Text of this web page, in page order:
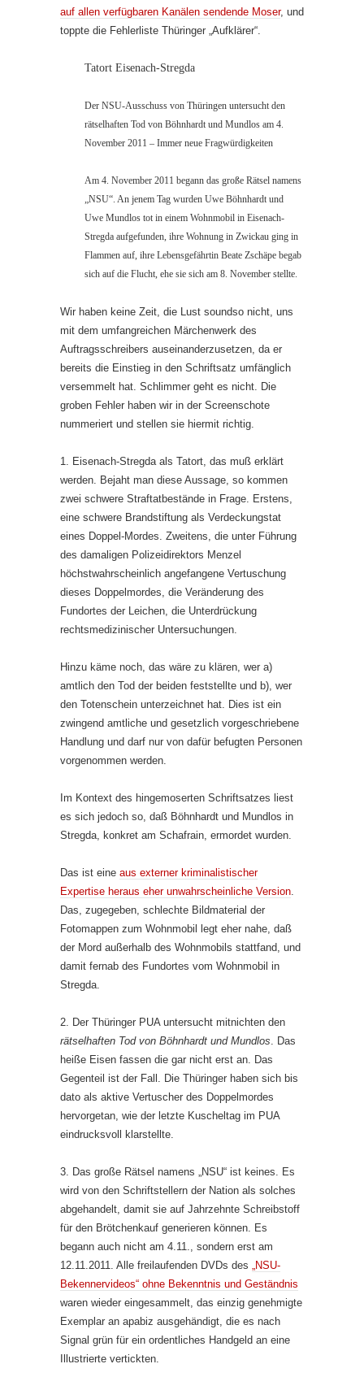
auf allen verfügbaren Kanälen sendende Moser, und
toppte die Fehlerliste Thüringer „Aufklärer“.
Tatort Eisenach-Stregda
Der NSU-Ausschuss von Thüringen untersucht den
rätselhaften Tod von Böhnhardt und Mundlos am 4.
November 2011 – Immer neue Fragwürdigkeiten
Am 4. November 2011 begann das große Rätsel namens
„NSU“. An jenem Tag wurden Uwe Böhnhardt und
Uwe Mundlos tot in einem Wohnmobil in Eisenach-
Stregda aufgefunden, ihre Wohnung in Zwickau ging in
Flammen auf, ihre Lebensgefährtin Beate Zschäpe begab
sich auf die Flucht, ehe sie sich am 8. November stellte.
Wir haben keine Zeit, die Lust soundso nicht, uns
mit dem umfangreichen Märchenwerk des
Auftragsschreibers auseinanderzusetzen, da er
bereits die Einstieg in den Schriftsatz umfänglich
versemmelt hat. Schlimmer geht es nicht. Die
groben Fehler haben wir in der Screenschote
nummeriert und stellen sie hiermit richtig.
1. Eisenach-Stregda als Tatort, das muß erklärt
werden. Bejaht man diese Aussage, so kommen
zwei schwere Straftatbestände in Frage. Erstens,
eine schwere Brandstiftung als Verdeckungstat
eines Doppel-Mordes. Zweitens, die unter Führung
des damaligen Polizeidirektors Menzel
höchstwahrscheinlich angefangene Vertuschung
dieses Doppelmordes, die Veränderung des
Fundortes der Leichen, die Unterdrückung
rechtsmedizinischer Untersuchungen.
Hinzu käme noch, das wäre zu klären, wer a)
amtlich den Tod der beiden feststellte und b), wer
den Totenschein unterzeichnet hat. Dies ist ein
zwingend amtliche und gesetzlich vorgeschriebene
Handlung und darf nur von dafür befugten Personen
vorgenommen werden.
Im Kontext des hingemoserten Schriftsatzes liest
es sich jedoch so, daß Böhnhardt und Mundlos in
Stregda, konkret am Schafrain, ermordet wurden.
Das ist eine aus externer kriminalistischer
Expertise heraus eher unwahrscheinliche Version
Das, zugegeben, schlechte Bildmaterial der
Fotomappen zum Wohnmobil legt eher nahe, daß
der Mord außerhalb des Wohnmobils stattfand, und
damit fernab des Fundortes vom Wohnmobil in
Stregda.
2. Der Thüringer PUA untersucht mitnichten den
rätselhaften Tod von Böhnhardt und Mundlos . Das
heiße Eisen fassen die gar nicht erst an. Das
Gegenteil ist der Fall. Die Thüringer haben sich bis
dato als aktive Vertuscher des Doppelmordes
hervorgetan, wie der letzte Kuscheltag im PUA
eindrucksvoll klarstellte.
3. Das große Rätsel namens „NSU“ ist keines. Es
wird von den Schriftstellern der Nation als solches
abgehandelt, damit sie auf Jahrzehnte Schreibstoff
für den Brötchenkauf generieren können. Es
begann auch nicht am 4.11., sondern erst am
12.11.2011. Alle freilaufenden DVDs des
„NSU-
Bekennervideos“ ohne Bekenntnis und Geständnis
waren wieder eingesammelt, das einzig genehmigte
Exemplar an apabiz ausgehändigt, die es nach
Signal grün für ein ordentliches Handgeld an eine
Illustrierte vertickten.